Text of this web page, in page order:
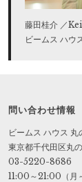
藤田桂介 ／
ビームス ハウ
問い合わせ情報
ビームス ハウス 丸
東京都千代田区丸
03-5220-8686
11:00～21:00（月